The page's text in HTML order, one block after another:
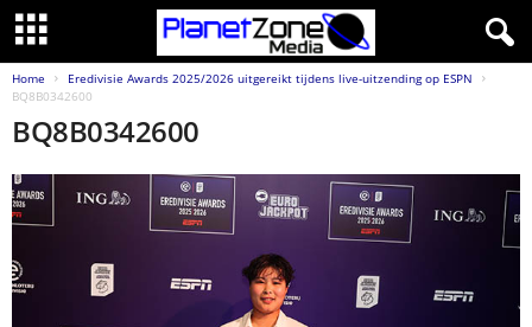
Home
Eredivisie Awards 2025/2026 uitgereikt tijdens live-uitzending op ESPN
BQ8B0342600
BQ8B0342600